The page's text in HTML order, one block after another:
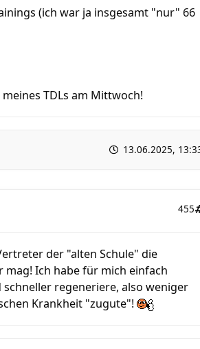
(ich war ja insgesamt "nur" 66
TDLs am Mittwoch!
13.06.2025,
455
der "alten Schule" die
mag! Ich habe für mich einfach
regeneriere, also weniger
Krankheit "zugute"!